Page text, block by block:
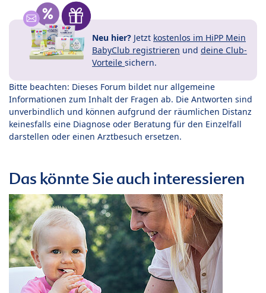
Neu hier? Jetzt kostenlos im HiPP Mein
BabyClub registrieren und deine Club-
Vorteile sichern.
Bitte beachten: Dieses Forum bildet nur allgemeine
Informationen zum Inhalt der Fragen ab. Die Antworten sind
unverbindlich und können aufgrund der räumlichen Distanz
keinesfalls eine Diagnose oder Beratung für den Einzelfall
darstellen oder einen Arztbesuch ersetzen.
Das könnte Sie auch interessieren